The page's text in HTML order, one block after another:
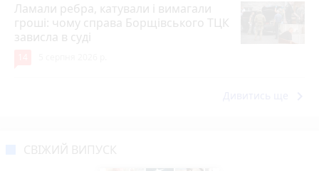
Ламали ребра, катували і вимагали
гроші: чому справа Борщівського ТЦК
зависла в суді